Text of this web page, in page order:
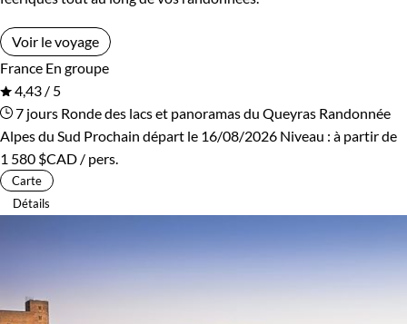
Voir le voyage
France En groupe
4,43 / 5
7 jours Ronde des lacs et panoramas du Queyras Randonnée
Alpes du Sud Prochain départ le 16/08/2026 Niveau : à partir de
1 580 $CAD / pers.
Carte
Détails